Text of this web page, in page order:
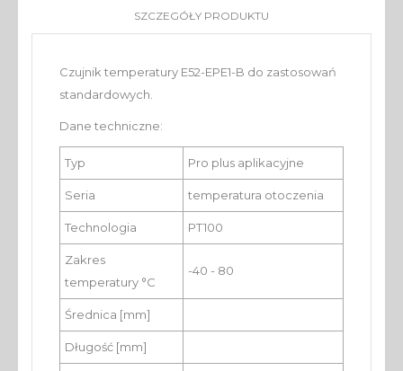
SZCZEGÓŁY PRODUKTU
Czujnik temperatury E52-EPE1-B do zastosowań
standardowych.
Dane techniczne:
Typ Pro plus aplikacyjne
Seria temperatura otoczenia
Technologia PT100
Zakres
temperatury °C
-40 - 80
Średnica [mm]
Długość [mm]